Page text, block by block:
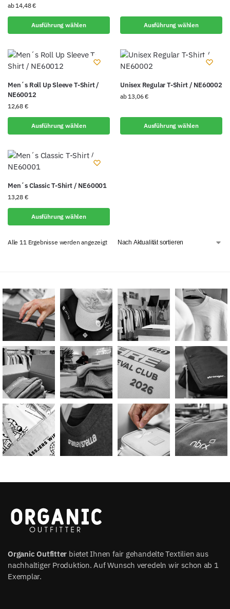
ab 14,48€
Ausführung wählen Ausführung wählen
Men´s Roll Up Sleeve T-Shirt /
NE60012
12,68 €
Ausführung wählen
Unisex Regular T-Shirt / NE60002
ab 13,06€
Ausführung wählen
Men´s Classic T-Shirt / NE60001
13,28 €
Ausführung wählen
Alle 11 Ergebnisse werden angezeigt
Organic Outfitter bietet Ihnen fair gehandelte Textilien aus
nachhaltiger Produktion. Auf Wunsch veredeln wir schon ab 1
Exemplar.